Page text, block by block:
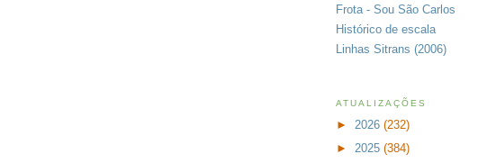
Frota - Sou São Carlos
Histórico de escala
Linhas Sitrans (2006)
ATUALIZAÇÕES
► 2026 (232)
► 2025 (384)